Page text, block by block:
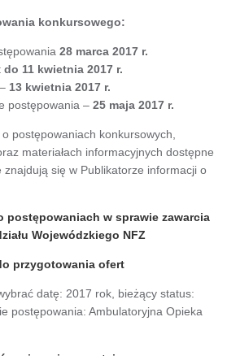
konkursowego:
28 marca 2017 r.
do 11 kwietnia 2017 r.
13 kwietnia 2017 r.
postępowania – 25 maja 2017 r.
postępowaniach konkursowych,
materiałach informacyjnych dostępne
znajdują się w Publikatorze informacji o
w sprawie zawarcia
Wojewódzkiego NFZ
przygotowania ofert
datę: 2017 rok, bieżący status:
postępowania: Ambulatoryjna Opieka